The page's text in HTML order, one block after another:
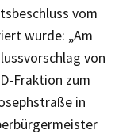
vom
wurde: „Am
von
Fraktion zum
in